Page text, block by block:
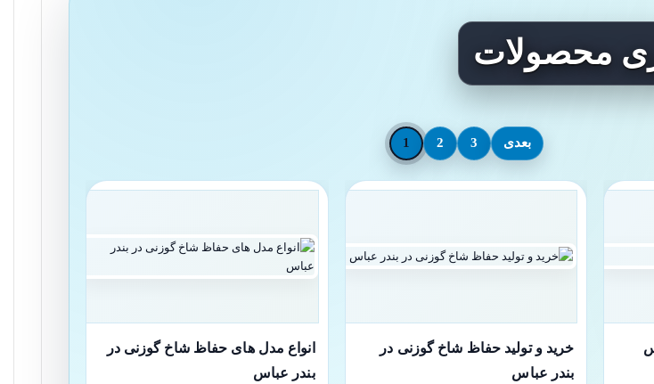
محصولات
1 2 3 بعدی
خرید و تولید حفاظ شاخ گوزنی در
بندر عباس
انواع مدل های حفاظ شاخ گوزنی در
بندر عباس